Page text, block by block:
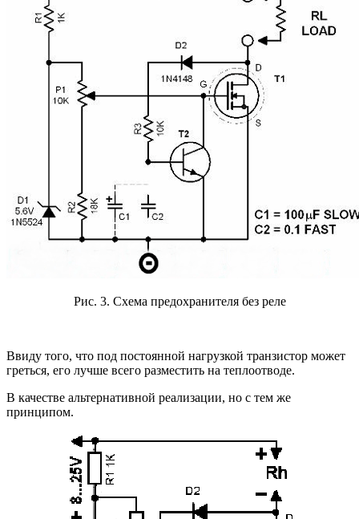
Рис. 3. Схема предохранителя без реле
Ввиду того, что под постоянной нагрузкой транзистор может
греться, его лучше всего разместить на теплоотводе.
В качестве альтернативной реализации, но с тем же
принципом.